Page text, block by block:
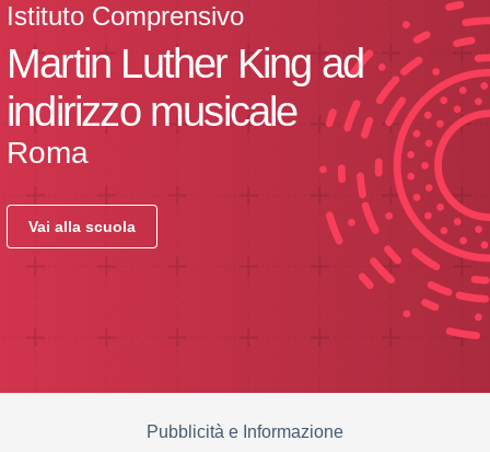
Istituto Comprensivo
Martin Luther King ad
indirizzo musicale
Roma
Vai alla scuola
Pubblicità e Informazione